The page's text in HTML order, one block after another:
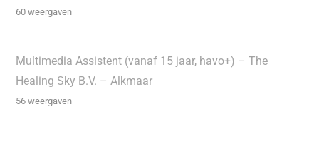
60 weergaven
Multimedia Assistent (vanaf 15 jaar, havo+) – The
Healing Sky B.V. – Alkmaar
56 weergaven